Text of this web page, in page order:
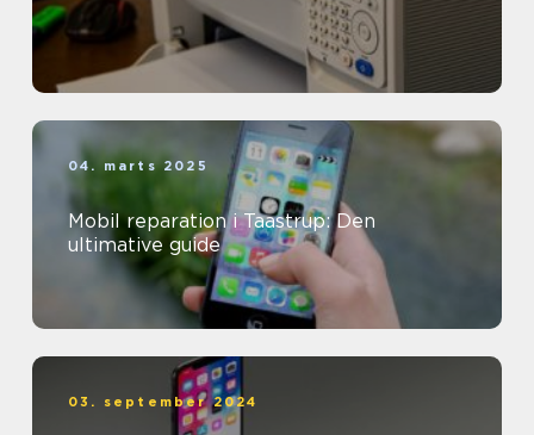
04. marts 2025
Mobil reparation i Taastrup: Den
ultimative guide
03. september 2024